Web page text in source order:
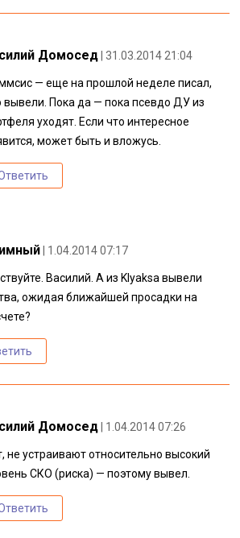
Домосед | 31.03.2014 21:04
— еще на прошлой неделе писал,
вывели. Пока да — пока псевдо ДУ из
уходят. Если что интересное
может быть и вложусь.
| 1.04.2014 07:17
Василий. А из Klyaksa вывели
ожидая ближайшей просадки на
Домосед | 1.04.2014 07:26
не устраивают относительно высокий
СКО (риска) — поэтому вывел.